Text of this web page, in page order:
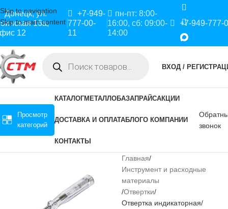
Skip to navigation
Skip to main content
Донецк, ул.
16а,
12
+7-949-
777-00-
11
пн-пт: 8:00-
16:00, сб: 09:00-
14:00
+7-949-777-
ВХОД /
Просмотр
категорий
КАТАЛОГМЕТАЛЛОБАЗАПРАЙСАКЦИИ
ДОСТАВКА И ОПЛАТАБЛОГО КОМПАНИИ
КОНТАКТЫ
звонок
Главная
Инструмент и расходные
материалы
Отвертки
Отвертка индикаторная/